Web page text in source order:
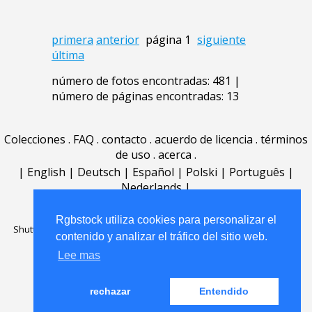
Rgbstock utiliza cookies para personalizar el
contenido y analizar el tráfico del sitio web.
Lee mas
rechazar Entendido
primera anterior página 1 siguiente
última
número de fotos encontradas: 481 |
número de páginas encontradas: 13
Colecciones . FAQ . contacto . acuerdo de licencia . términos
de uso . acerca .
| English | Deutsch | Español | Polski | Português |
Nederlands|
Shutterstock official partner of RgbstockSaqurai AI official partner of
Rgbstock